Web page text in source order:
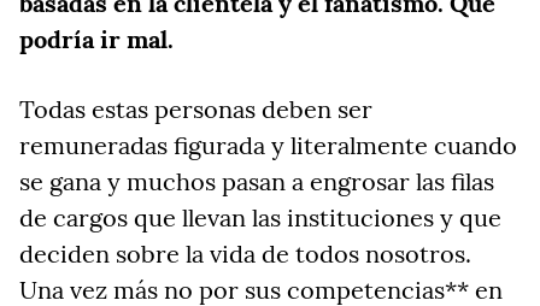
podría ir mal.
Todas estas personas deben ser
remuneradas figurada y literalmente cuando
se gana y muchos pasan a engrosar las filas
de cargos que llevan las instituciones y que
deciden sobre la vida de todos nosotros.
Una vez más no por sus competencias** en